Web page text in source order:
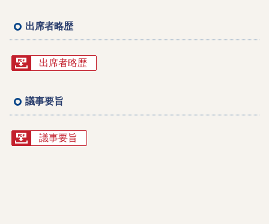
出席者略歴
出席者略歴
議事要旨
議事要旨